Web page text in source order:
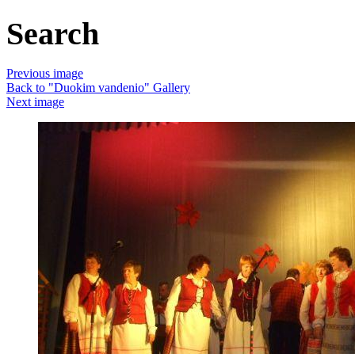
Search
Previous image
Back to "Duokim vandenio" Gallery
Next image